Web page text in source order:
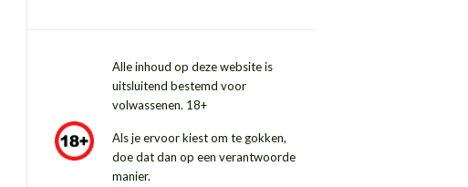
Alle inhoud op deze website is
uitsluitend bestemd voor
volwassenen. 18+
Als je ervoor kiest om te gokken,
doe dat dan op een verantwoorde
manier.